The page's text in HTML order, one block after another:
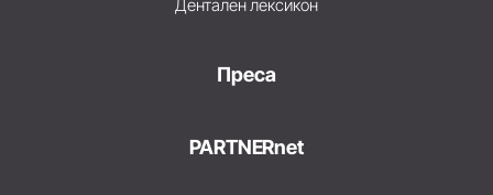
Дентален лексикон
Преса
PARTNERnet